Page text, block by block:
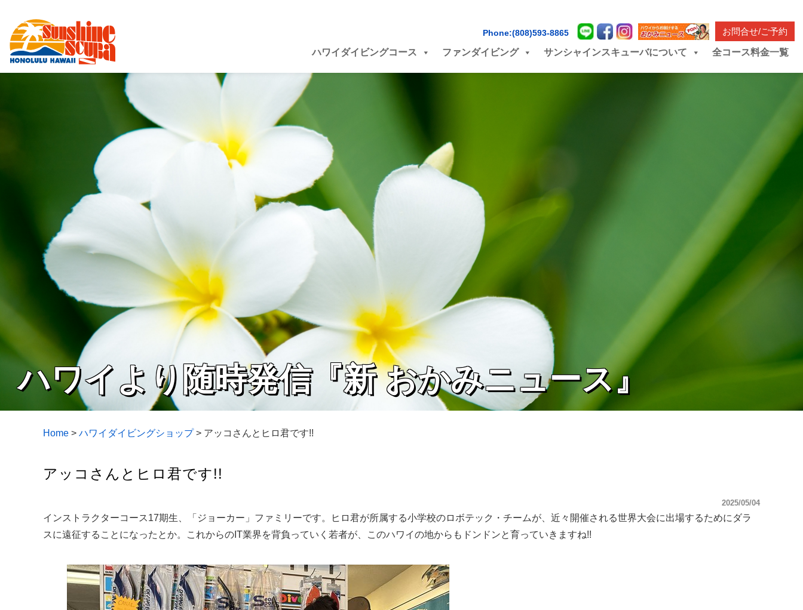
Phone:(808)593-8865 お問合せ/ご予約
ハワイダイビングコース ファンダイビング サンシャインスキューバについて 全コース料金一覧
ハワイより随時発信『新 おかみニュース』
Home > ハワイダイビングショップ> アッコさんとヒロ君です!!
アッコさんとヒロ君です!!
2025/05/04
インストラクターコース17期生、「ジョーカー」ファミリーです。ヒロ君が所属する小学校のロボテック・チームが、近々開催される世界大会に出場するためにダラ
スに遠征することになったとか。これからのIT業界を背負っていく若者が、このハワイの地からもドンドンと育っていきますね!!